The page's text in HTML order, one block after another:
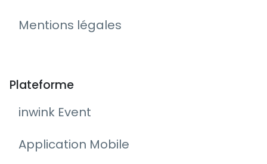
Mentions légales
Plateforme
inwink Event
Application Mobile